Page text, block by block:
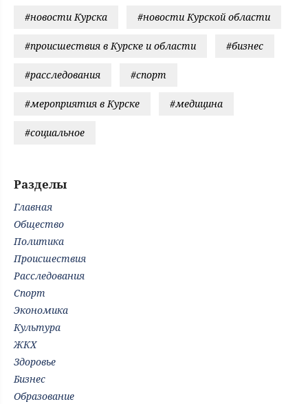
#новости Курска #новости Курской области
#происшествия в Курске и области #бизнес
#расследования #спорт
#мероприятия в Курске #медицина
#социальное
Разделы
Главная
Общество
Политика
Происшествия
Расследования
Спорт
Экономика
Культура
ЖКХ
Здоровье
Бизнес
Образование